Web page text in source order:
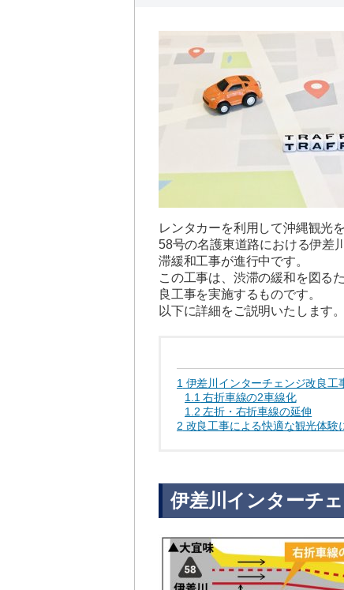
レンタカーを利用して沖縄観光
58号の名護東道路における伊差
滞緩和工事が進行中です。
この工事は、渋滞の緩和を図る
良工事を実施するものです。
以下に詳細をご説明いたします。
1 伊差川インターチェンジ改良工
1.1 右折車線の2車線化
1.2 左折・右折車線の延伸
2 改良工事による快適な観光体験
伊差川インターチ